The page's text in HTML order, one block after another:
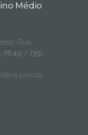
Médio
Rua
7649 / (35)